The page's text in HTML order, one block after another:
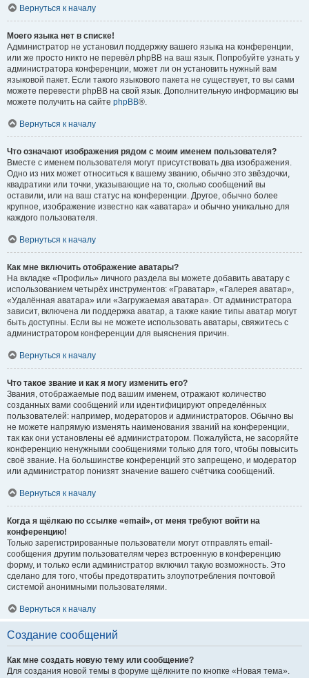
Вернуться к началу
Моего языка нет в списке!
Администратор не установил поддержку вашего языка на конференции,
или же просто никто не перевёл phpBB на ваш язык. Попробуйте узнать у
администратора конференции, может ли он установить нужный вам
языковой пакет. Если такого языкового пакета не существует, то вы сами
можете перевести phpBB на свой язык. Дополнительную информацию вы
можете получить на сайте phpBB®.
Вернуться к началу
Что означают изображения рядом с моим именем пользователя?
Вместе с именем пользователя могут присутствовать два изображения.
Одно из них может относиться к вашему званию, обычно это звёздочки,
квадратики или точки, указывающие на то, сколько сообщений вы
оставили, или на ваш статус на конференции. Другое, обычно более
крупное, изображение известно как «аватара» и обычно уникально для
каждого пользователя.
Вернуться к началу
Как мне включить отображение аватары?
На вкладке «Профиль» личного раздела вы можете добавить аватару с
использованием четырёх инструментов: «Граватар», «Галерея аватар»,
«Удалённая аватара» или «Загружаемая аватара». От администратора
зависит, включена ли поддержка аватар, а также какие типы аватар могут
быть доступны. Если вы не можете использовать аватары, свяжитесь с
администратором конференции для выяснения причин.
Вернуться к началу
Что такое звание и как я могу изменить его?
Звания, отображаемые под вашим именем, отражают количество
созданных вами сообщений или идентифицируют определённых
пользователей: например, модераторов и администраторов. Обычно вы
не можете напрямую изменять наименования званий на конференции,
так как они установлены её администратором. Пожалуйста, не засоряйте
конференцию ненужными сообщениями только для того, чтобы повысить
своё звание. На большинстве конференций это запрещено, и модератор
или администратор понизят значение вашего счётчика сообщений.
Вернуться к началу
Когда я щёлкаю по ссылке «email», от меня требуют войти на
конференцию!
Только зарегистрированные пользователи могут отправлять email-
сообщения другим пользователям через встроенную в конференцию
форму, и только если администратор включил такую возможность. Это
сделано для того, чтобы предотвратить злоупотребления почтовой
системой анонимными пользователями.
Вернуться к началу
Создание сообщений
Как мне создать новую тему или сообщение?
Для создания новой темы в форуме щёлкните по кнопке «Новая тема».